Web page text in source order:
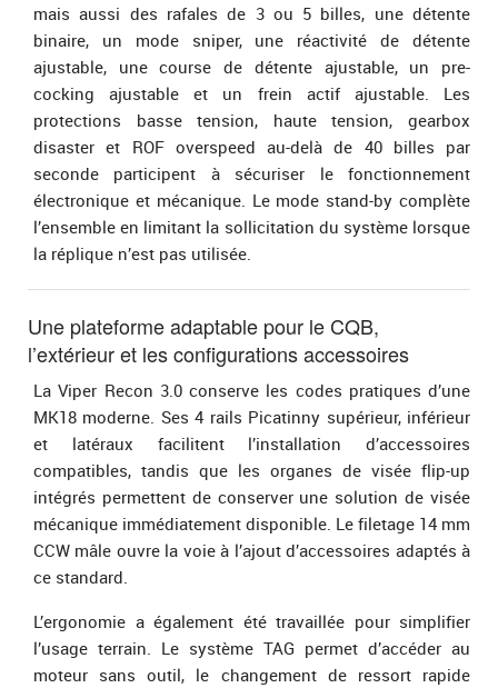
mais aussi des rafales de 3 ou 5 billes, une détente
binaire, un mode sniper, une réactivité de détente
ajustable, une course de détente ajustable, un pre-
cocking ajustable et un frein actif ajustable. Les
protections basse tension, haute tension, gearbox
disaster et ROF overspeed au-delà de 40 billes par
seconde participent à sécuriser le fonctionnement
électronique et mécanique. Le mode stand-by complète
l’ensemble en limitant la sollicitation du système lorsque
la réplique n’est pas utilisée.
Une plateforme adaptable pour le CQB,
l’extérieur et les configurations accessoires
La Viper Recon 3.0 conserve les codes pratiques d’une
MK18 moderne. Ses 4 rails Picatinny supérieur, inférieur
et latéraux facilitent l’installation d’accessoires
compatibles, tandis que les organes de visée flip-up
intégrés permettent de conserver une solution de visée
mécanique immédiatement disponible. Le filetage 14 mm
CCW mâle ouvre la voie à l’ajout d’accessoires adaptés à
ce standard.
L’ergonomie a également été travaillée pour simplifier
l’usage terrain. Le système TAG permet d’accéder au
moteur sans outil, le changement de ressort rapide